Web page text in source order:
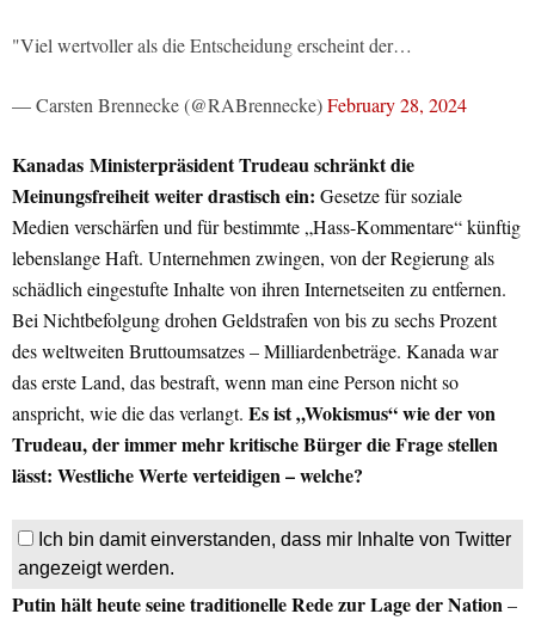
"Viel wertvoller als die Entscheidung erscheint der…
— Carsten Brennecke (@RABrennecke)February 28, 2024
Kanadas Ministerpräsident Trudeau schränkt die
Meinungsfreiheit weiter drastisch ein: Gesetze für soziale
Medien verschärfen und für bestimmte „Hass-Kommentare“ künftig
lebenslange Haft. Unternehmen zwingen, von der Regierung als
schädlich eingestufte Inhalte von ihren Internetseiten zu entfernen.
Bei Nichtbefolgung drohen Geldstrafen von bis zu sechs Prozent
des weltweiten Bruttoumsatzes – Milliardenbeträge. Kanada war
das erste Land, das bestraft, wenn man eine Person nicht so
anspricht, wie die das verlangt. Es ist „Wokismus“ wie der von
Trudeau, der immer mehr kritische Bürger die Frage stellen
lässt: Westliche Werte verteidigen – welche?
Ich bin damit einverstanden, dass mir Inhalte von Twitter
angezeigt werden.
Putin hält heute seine traditionelle Rede zur Lage der Nation–